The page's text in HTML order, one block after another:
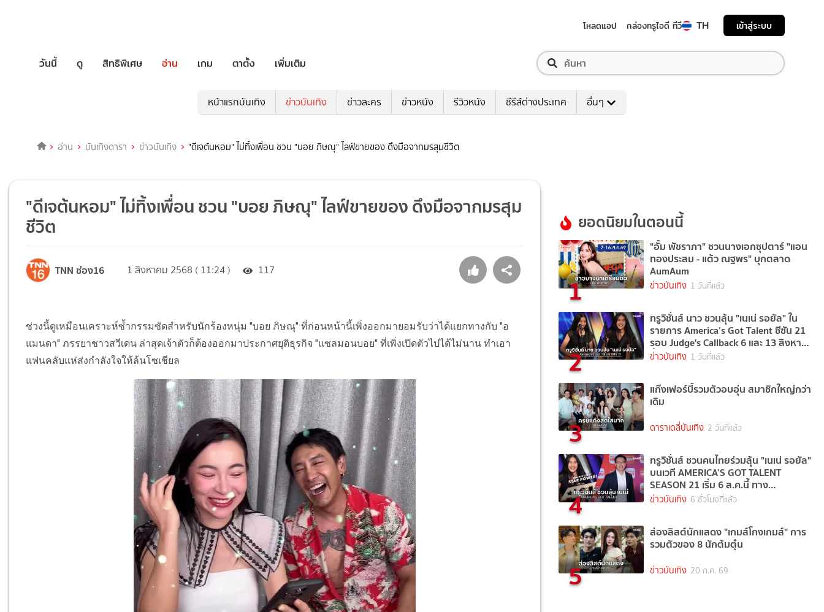
โหลดแอป กล่องทรูไอดี ทีวี TH เข้าสู่ระบบ
วันนี้ ดู สิทธิพิเศษ อ่าน เกม ตาตั้ง เพิ่มเติม
หน้าแรกบันเทิง ข่าวบันเทิง ข่าวละคร ข่าวหนัง รีวิวหนัง ซีรีส์ต่างประเทศ อื่นๆ
อ่าน บันเทิงดารา ข่าวบันเทิง "ดีเจต้นหอม" ไม่ทิ้งเพื่อน ชวน "บอย ภิษณุ" ไลฟ์ขายของ ดึงมือจากมรสุมชีวิต
"ดีเจต้นหอม" ไม่ทิ้งเพื่อน ชวน "บอย ภิษณุ" ไลฟ์ขายของ ดึงมือจากมรสุม
ชีวิต
TNN ช่อง16 1 สิงหาคม 2568 ( 11:24 ) 117
ช่วงนี้ดูเหมือนเคราะห์ซ้ำกรรมซัดสำหรับนักร้องหนุ่ม "บอย ภิษณุ" ที่ก่อนหน้านี้เพิ่งออกมายอมรับว่าได้แยกทางกับ "อ
แมนดา" ภรรยาชาวสวีเดน ล่าสุดเจ้าตัวก็ต้องออกมาประกาศยุติธุรกิจ "แซลมอนบอย" ที่เพิ่งเปิดตัวไปได้ไม่นาน ทำเอา
แฟนคลับแห่ส่งกำลังใจให้ล้นโซเชียล
ยอดนิยมในตอนนี้
1
"อั้ม พัชราภา" ชวนนางเอกซุปตาร์ "แอน
ทองประสม - แต้ว ณฐพร" บุกตลาด
AumAum
ข่าวบันเทิง 1 วันที่แล้ว
2
ทรูวิชั่นส์ นาว ชวนลุ้น "เนเน่ รอยัล" ใน
รายการ America’s Got Talent ซีซัน 21
รอบ Judge's Callback 6 และ 13 สิงหาคม
นี้
ข่าวบันเทิง 1 วันที่แล้ว
3
แก๊งเฟอร์บี้รวมตัวอบอุ่น สมาชิกใหญ่กว่า
เดิม
ดาราเดลี่บันเทิง 2 วันที่แล้ว
4
ทรูวิชั่นส์ ชวนคนไทยร่วมลุ้น "เนเน่ รอยัล"
บนเวที AMERICA’S GOT TALENT
SEASON 21 เริ่ม 6 ส.ค.นี้ ทาง
TrueVisions NOW
ข่าวบันเทิง 6 ชั่วโมงที่แล้ว
5
ส่องลิสต์นักแสดง "เกมส์โกงเกมส์" การ
รวมตัวของ 8 นักต้มตุ๋น
ข่าวบันเทิง 20 ก.ค. 69